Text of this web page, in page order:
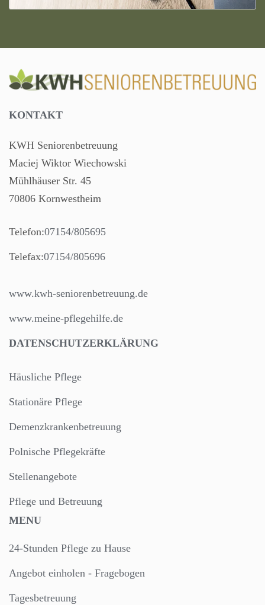
KONTAKT
KWH Seniorenbetreuung
Maciej Wiktor Wiechowski
Mühlhäuser Str. 45
70806 Kornwestheim
Telefon:07154/805695
Telefax:07154/805696
www.kwh-seniorenbetreuung.de
www.meine-pflegehilfe.de
DATENSCHUTZERKLÄRUNG
Häusliche Pflege
Stationäre Pflege
Demenzkrankenbetreuung
Polnische Pflegekräfte
Stellenangebote
Pflege und Betreuung
MENU
24-Stunden Pflege zu Hause
Angebot einholen - Fragebogen
Tagesbetreuung